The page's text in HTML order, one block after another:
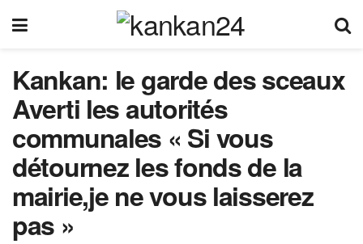
Kankan: le garde des sceaux
Averti les autorités
communales « Si vous
détournez les fonds de la
mairie,je ne vous laisserez
pas »